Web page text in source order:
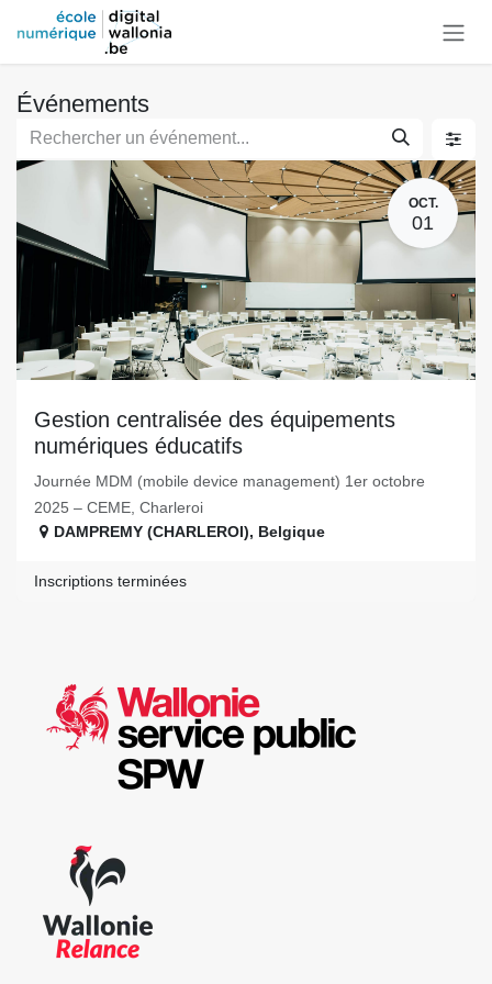
Se rendre au contenu
Événements
OCT.
01
Gestion centralisée des équipements
numériques éducatifs
Journée MDM (mobile device management) 1er octobre
2025 – CEME, Charleroi
DAMPREMY (CHARLEROI), Belgique
Inscriptions terminées